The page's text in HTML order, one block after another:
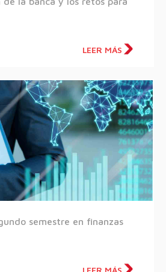
LEER MÁS
semestre en finanzas
LEER MÁS